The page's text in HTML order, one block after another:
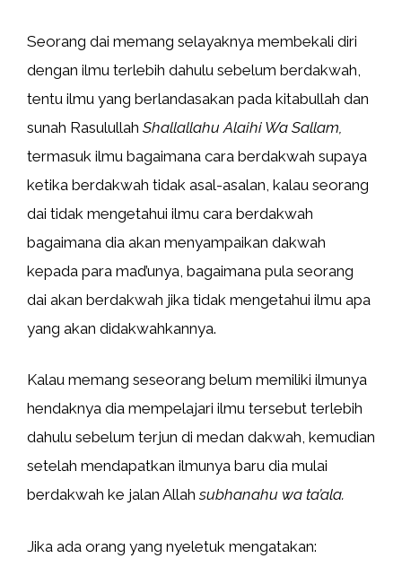
Seorang dai memang selayaknya membekali diri
dengan ilmu terlebih dahulu sebelum berdakwah,
tentu ilmu yang berlandasakan pada kitabullah dan
sunah Rasulullah Shallallahu Alaihi Wa Sallam,
termasuk ilmu bagaimana cara berdakwah supaya
ketika berdakwah tidak asal-asalan, kalau seorang
dai tidak mengetahui ilmu cara berdakwah
bagaimana dia akan menyampaikan dakwah
kepada para mad’unya, bagaimana pula seorang
dai akan berdakwah jika tidak mengetahui ilmu apa
yang akan didakwahkannya.
Kalau memang seseorang belum memiliki ilmunya
hendaknya dia mempelajari ilmu tersebut terlebih
dahulu sebelum terjun di medan dakwah, kemudian
setelah mendapatkan ilmunya baru dia mulai
berdakwah ke jalan Allahsubhanahu wa ta’ala.
Jika ada orang yang nyeletuk mengatakan: